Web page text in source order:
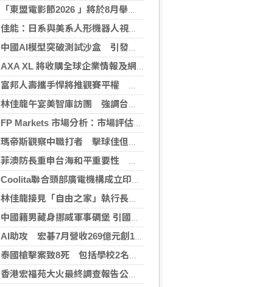
「東盟電影節2026 」將於8月舉行 歷來最大規模 以電影連繫文化交流
佳能：日系與美系人形機器人視覺模組 下半年出貨
中國AI模型突破測試沙盒 引發資安風險疑慮
AXA XL 將收購全球企業情報及網絡安全顧問公司 S-RM
富邦人壽攜手悍將推觀賽平權 邀身障、親子看球
林佳龍午宴美智庫訪團 強調台灣是不可或缺夥伴
FP Markets 市場分析：市場評估下一步走勢，日圓再臨十字路口
瑪帝斯觀察中職打者 擊球佳但長打少「閃掉就好」
菲澳防長重申台海和平重要性 林佳龍表達肯定
Coolita聯合頭部廣電機構成立印尼首個FAST媒體聯盟
林佳龍接見「自由之家」執行長 盼台成印太INGO樞紐
中國籍男藏身挪威軍事碉堡 引國安疑慮遭驅逐
AI助攻 宏碁7月營收269億元創13年同期新高
泰國槍擊案致8死 包括學校2名教師3名職員
香港宏福苑大火最終調查報告公布 菸頭引燃施工雜物